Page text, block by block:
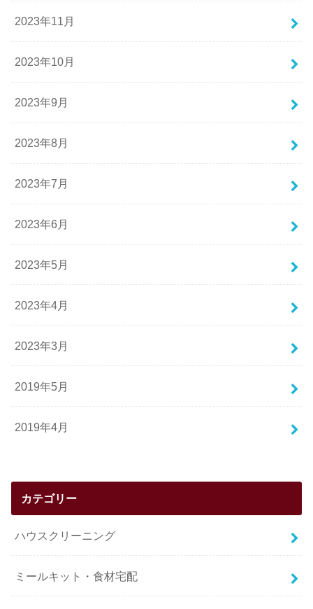
2023年11月
2023年10月
2023年9月
2023年8月
2023年7月
2023年6月
2023年5月
2023年4月
2023年3月
2019年5月
2019年4月
カテゴリー
ハウスクリーニング
ミールキット・食材宅配